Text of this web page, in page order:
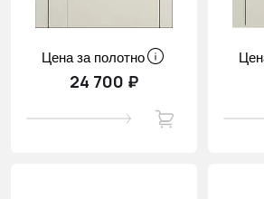
Цена за полотно
24 700 ₽